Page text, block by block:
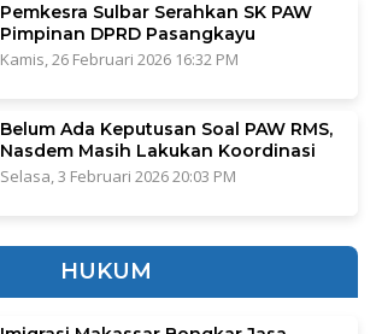
Pemkesra Sulbar Serahkan SK PAW
Pimpinan DPRD Pasangkayu
Kamis, 26 Februari 2026 16:32 PM
Belum Ada Keputusan Soal PAW RMS,
Nasdem Masih Lakukan Koordinasi
Selasa, 3 Februari 2026 20:03 PM
HUKUM